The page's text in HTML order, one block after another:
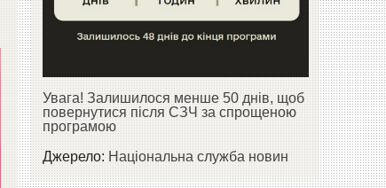
Увага! Залишилося менше 50 днів, щоб
повернутися після СЗЧ за спрощеною
програмою
Джерело:Національна служба новин